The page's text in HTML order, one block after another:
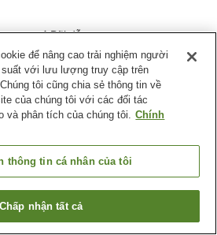
Bãi đỗ xe
Phòng tập gym
Hội đồng Khu vực Cairns
phòng trống
để nâng cao trải nghiệm người
suất với lưu lượng truy cập trên
tôi cũng chia sẻ thông tin về
của chúng tôi với các đối tác
và phân tích của chúng tôi. Chính
thông tin cá nhân của tôi
Chấp nhận tất cả